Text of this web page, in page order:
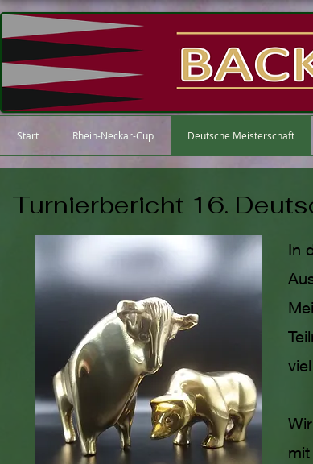
Start Rhein-Neckar-Cup Deutsche Meisterschaft
Turnierbericht 16.
In